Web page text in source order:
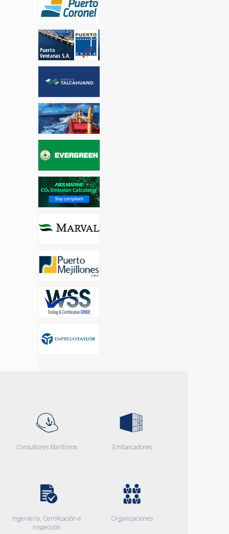
Consultores Marítimos Embarcadores
Ingeniería, Certificación e
Inspección
Organizaciones